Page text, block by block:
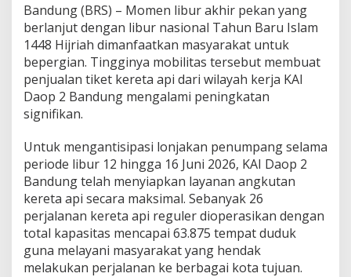
Bandung (BRS) – Momen libur akhir pekan yang
berlanjut dengan libur nasional Tahun Baru Islam
1448 Hijriah dimanfaatkan masyarakat untuk
bepergian. Tingginya mobilitas tersebut membuat
penjualan tiket kereta api dari wilayah kerja KAI
Daop 2 Bandung mengalami peningkatan
signifikan.
Untuk mengantisipasi lonjakan penumpang selama
periode libur 12 hingga 16 Juni 2026, KAI Daop 2
Bandung telah menyiapkan layanan angkutan
kereta api secara maksimal. Sebanyak 26
perjalanan kereta api reguler dioperasikan dengan
total kapasitas mencapai 63.875 tempat duduk
guna melayani masyarakat yang hendak
melakukan perjalanan ke berbagai kota tujuan.